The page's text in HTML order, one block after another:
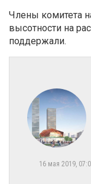
Члены комитета
высотности на
поддержали.
16 мая 2019,